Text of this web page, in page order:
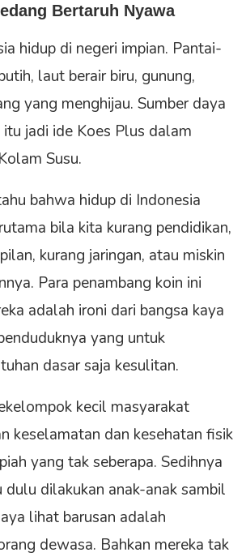
Bertaruh Nyawa
hidup di negeri impian. Pantai-
laut berair biru, gunung,
yang menghijau. Sumber daya
jadi ide Koes Plus dalam
Susu.
bahwa hidup di Indonesia
bila kita kurang pendidikan,
kurang jaringan, atau miskin
Para penambang koin ini
adalah ironi dari bangsa kaya
yang untuk
dasar saja kesulitan.
kecil masyarakat
keselamatan dan kesehatan fisik
yang tak seberapa. Sedihnya
dilakukan anak-anak sambil
lihat barusan adalah
dewasa. Bahkan mereka tak